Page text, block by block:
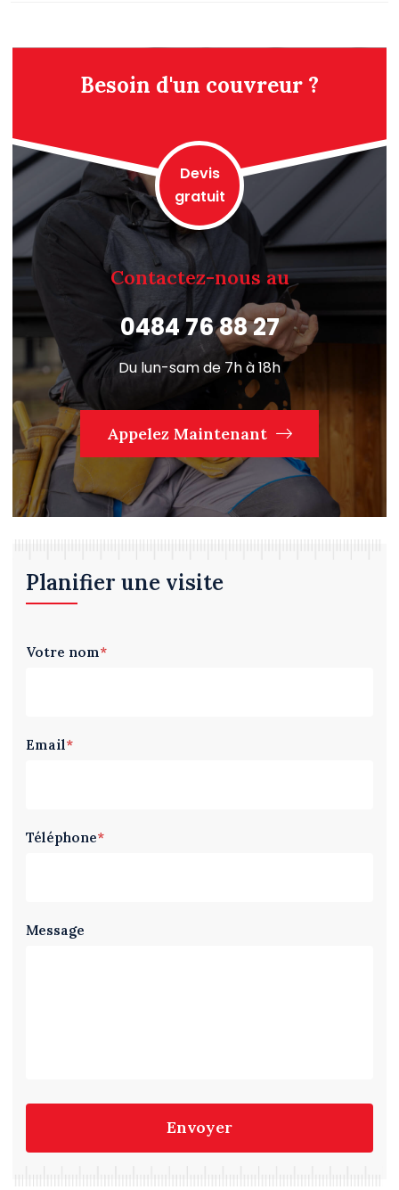
Besoin d'un couvreur ?
Devis
gratuit
Contactez-nous au
0484 76 88 27
Du lun-sam de 7h à 18h
Appelez Maintenant
Planifier une visite
Votre nom*
Email*
Téléphone*
Message
Envoyer